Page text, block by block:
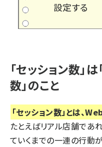
設定する
「セッション数」
数」のこと
「セッション数」とは、
たとえばリアル店舗であ
ていくまでの一連の行動